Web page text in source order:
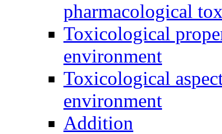
pharmacological
Toxicological
environment
Toxicological
environment
Addition